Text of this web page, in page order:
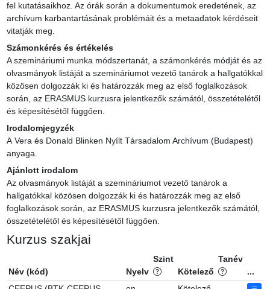
fel kutatásaikhoz. Az órák során a dokumentumok eredetének, az
archívum karbantartásának problémáit és a metaadatok kérdéseit
vitatják meg.
Számonkérés és értékelés
A szemináriumi munka módszertanát, a számonkérés módját és az
olvasmányok listáját a szemináriumot vezető tanárok a hallgatókkal
közösen dolgozzák ki és határozzák meg az első foglalkozások
során, az ERASMUS kurzusra jelentkezők számától, összetételétől
és képesítésétől függően.
Irodalomjegyzék
A Vera és Donald Blinken Nyílt Társadalom Archívum (Budapest)
anyaga.
Ajánlott irodalom
Az olvasmányok listáját a szemináriumot vezető tanárok a
hallgatókkal közösen dolgozzák ki és határozzák meg az első
foglalkozások során, az ERASMUS kurzusra jelentkezők számától,
összetételétől és képesítésétől függően.
Kurzus szakjai
Név (kód) Nyelv
Szint
Kötelező
Tanév
...